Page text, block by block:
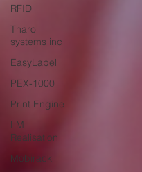
RFID
Tharo
systems inc
EasyLabel
PEX-1000
Print Engine
LM
Realisation
Mobirack